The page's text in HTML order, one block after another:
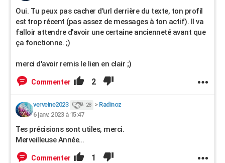
Oui. Tu peux pas cacher d'url derrière du texte, ton profil
est trop récent (pas assez de messages à ton actif). Il va
falloir attendre d'avoir une certaine ancienneté avant que
ça fonctionne. ;)
merci d'avoir remis le lien en clair ;)
Commenter 2
verveine2023 28 > Radinoz
6 janv. 2023 à 15:47
Tes précisions sont utiles, merci.
Merveilleuse Année...
Commenter 1